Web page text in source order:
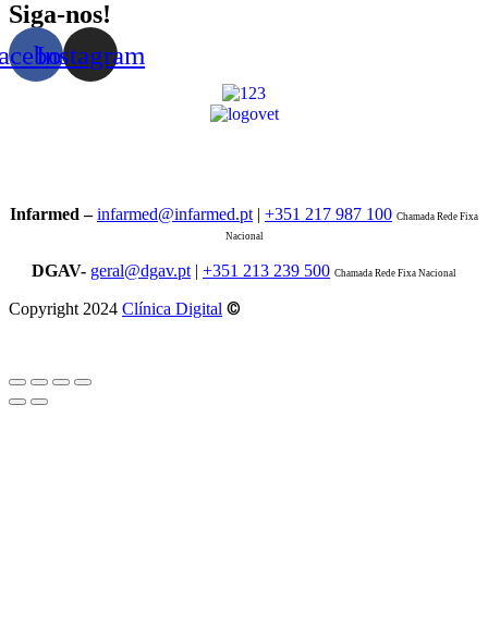
Siga-nos!
Instagram
Infarmed –infarmed@infarmed.pt | +351 217 987 100 Chamada Rede Fixa
Nacional
DGAV- geral@dgav.pt | +351 213 239 500 Chamada Rede Fixa Nacional
Copyright 2024 Clínica Digital ©